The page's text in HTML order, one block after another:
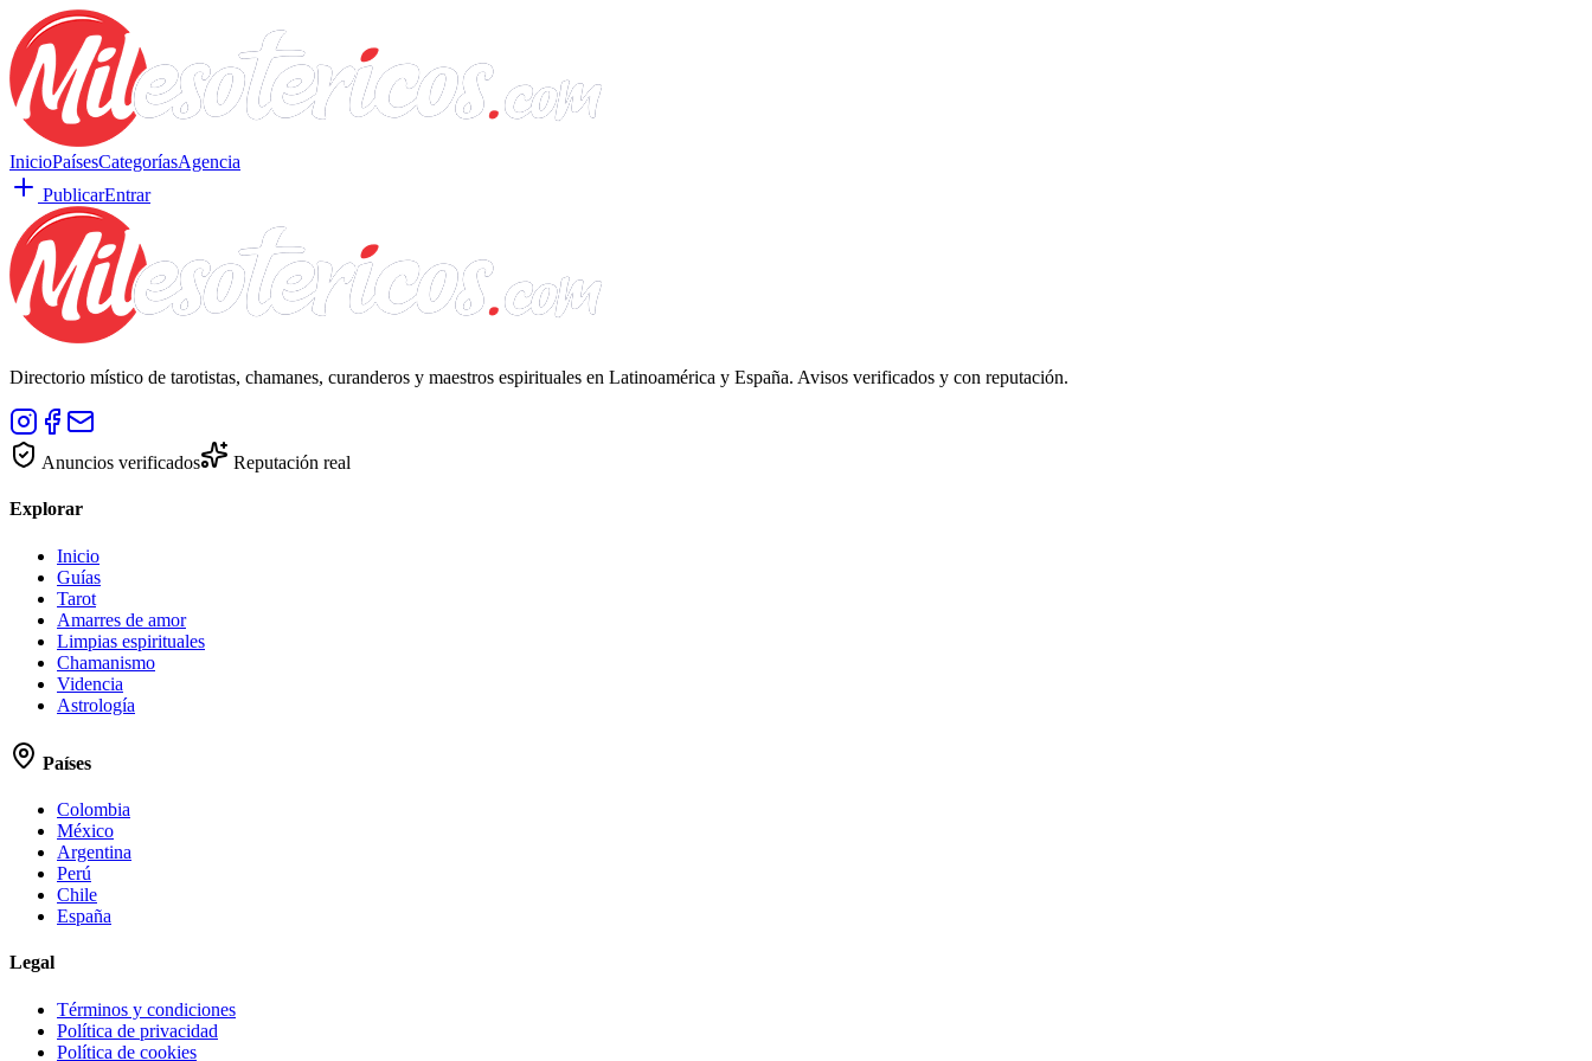
InicioPaísesCategoríasAgencia
PublicarEntrar
Directorio místico de tarotistas, chamanes, curanderos y maestros espirituales en Latinoamérica y España. Avisos verificados y con reputación.
Anuncios verificados Reputación real
Explorar
Inicio
Guías
Tarot
Amarres de amor
Limpias espirituales
Chamanismo
Videncia
Astrología
Países
Colombia
México
Argentina
Perú
Chile
España
Legal
Términos y condiciones
Política de privacidad
Política de cookies